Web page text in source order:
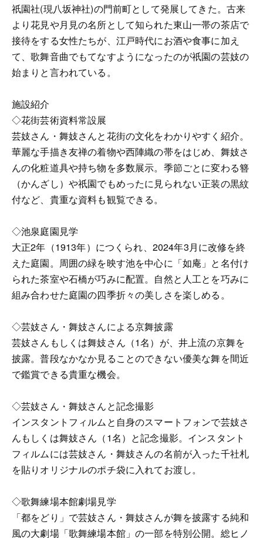
祇園社(現八坂神社)の門前町として発展してきた。古来
より花見や月見の名所として知られた東山一帯の茶店で
接待をする女性たちが、江戸時代にお酒や食事に加え
て、歌舞音曲でもてなすようになったのが祇園の芸妓の
始まりと言われている。
施設紹介
◇花街芸術資料常設展
芸妓さん・舞妓さんと花街の文化をわかりやすく紹介。
華麗な手描き友禅の着物や西陣織の帯をはじめ、舞妓さ
んの化粧道具や持ち物を多数展示。季節ごとに変わる簪
（かんざし）や祇園でもめったに見られない正装の黒紋
付など、貴重な資料も観覧できる。
◇池泉庭園見学
大正2年（1913年）につくられ、2024年3月に改修を終
えた庭園。周囲の緑を映す池を中心に「如庵」と名付け
られた茶室や石橋が巧みに配置。自然と人工とを巧みに
組み合わせた庭園の四季折々の美しさを楽しめる。
◇芸妓さん・舞妓さんによる京舞披露
芸妓さんもしくは舞妓さん（1名）が、井上流の京舞を
披露。普段なかなか見ることのできない優美な舞を間近
で鑑賞できる貴重な機会。
◇芸妓さん・舞妓さんと記念撮影
インスタントフィルムと自身のスマートフォンで芸妓さ
んもしくは舞妓さん（1名）と記念撮影。インスタント
フィルムには芸妓さん・舞妓さんの名前が入った千社札
を貼りオリジナルのポチ袋に入れてお渡し。
◇歌舞練場本館劇場見学
「都をどり」で芸妓さん・舞妓さんが舞を披露する純和
風の大劇場「歌舞練場本館」の一部を特別公開。総ヒノ